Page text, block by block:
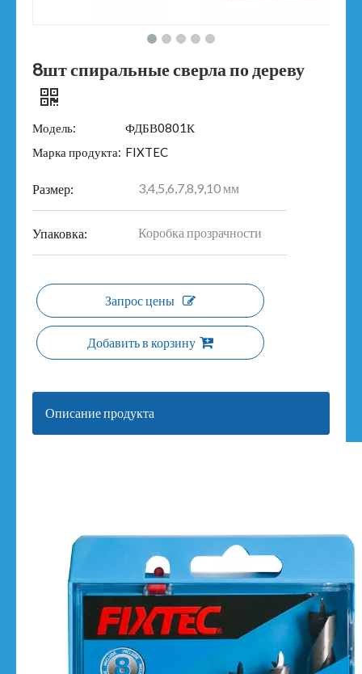
8шт спиральные сверла по дереву
Модель:
ФДБВ0801К
Марка продукта: FIXTEC
Размер: 3,4,5,6,7,8,9,10 мм
Упаковка: Коробка прозрачности
Запрос цены
Добавить в корзину
Описание продукта